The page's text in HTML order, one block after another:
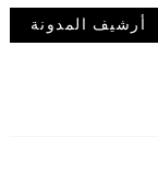
أرشيف المدونة